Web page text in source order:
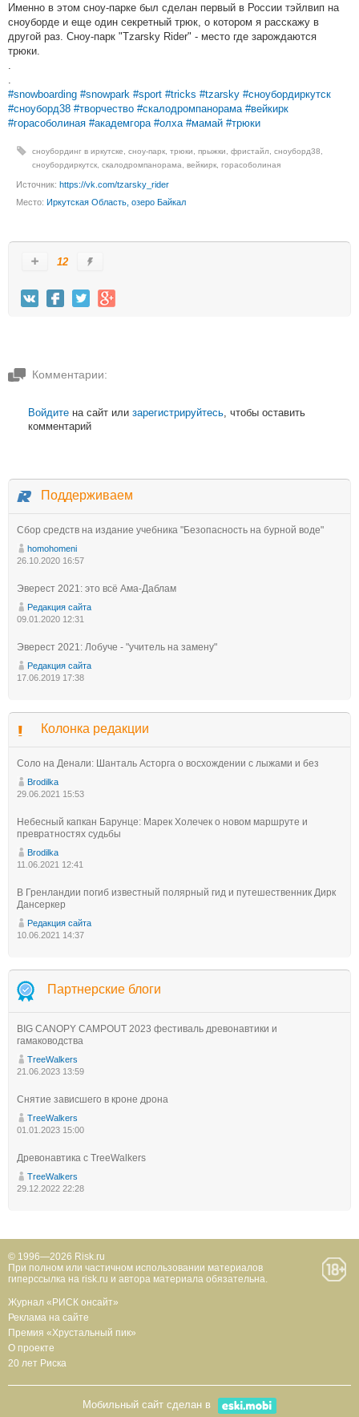
Именно в этом сноу-парке был сделан первый в России тэйлвип на
сноуборде и еще один секретный трюк, о котором я расскажу в
другой раз. Сноу-парк "Tzarsky Rider" - место где зарождаются
трюки.
#snowboarding #snowpark #sport #tricks #tzarsky #сноубордиркутск
#сноуборд38 #творчество #скалодромпанорама #вейкирк
#горасоболиная #академгора #олха #мамай #трюки
сноубординг в иркутске сноу-парк трюки прыжки фристайл сноуборд38
сноубордиркутск скалодромпанорама вейкирк горасоболиная
Источник: https://vk.com/tzarsky_rider
Место: Иркутская Область, озеро Байкал
12
Комментарии:
Войдите на сайт или зарегистрируйтесь , чтобы оставить
комментарий
Поддерживаем
Сбор средств на издание учебника "Безопасность на бурной воде"
homohomeni
26.10.2020 16:57
Эверест 2021: это всё Ама-Даблам
Редакция сайта
09.01.2020 12:31
Эверест 2021: Лобуче - "учитель на замену"
Редакция сайта
17.06.2019 17:38
Колонка редакции
Соло на Денали: Шанталь Асторга о восхождении с лыжами и без
Brodilka
29.06.2021 15:53
Небесный капкан Барунце: Марек Холечек о новом маршруте и
превратностях судьбы
Brodilka
11.06.2021 12:41
В Гренландии погиб известный полярный гид и путешественник Дирк
Дансеркер
Редакция сайта
10.06.2021 14:37
Партнерские блоги
BIG CANOPY CAMPOUT 2023 фестиваль древонавтики и
гамаководства
TreeWalkers
21.06.2023 13:59
Снятие зависшего в кроне дрона
TreeWalkers
01.01.2023 15:00
Древонавтика с TreeWalkers
TreeWalkers
29.12.2022 22:28
© 1996—2026 Risk.ru
При полном или частичном использовании материалов
гиперссылка на risk.ru и автора материала обязательна.
Журнал «РИСК онсайт»
Реклама на сайте
Премия «Хрустальный пик»
О проекте
20 лет Риска
Мобильный сайт сделан в